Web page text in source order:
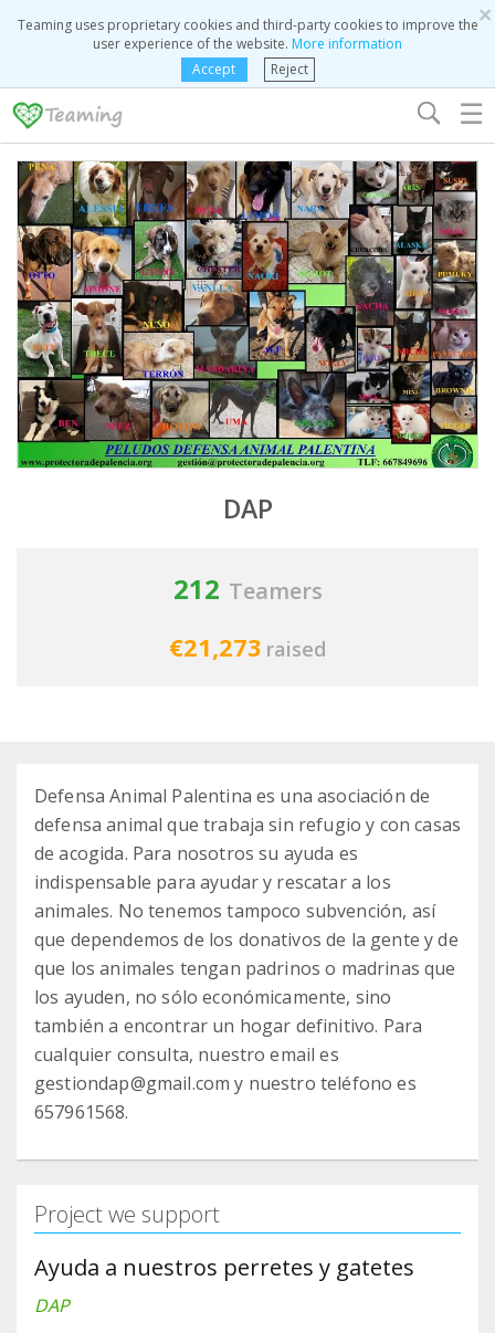
×
Teaming uses proprietary cookies and third-party cookies to improve the
user experience of the website. More information
Accept
Reject
☰
DAP
212 Teamers
€21,273 raised
Defensa Animal Palentina es una asociación de
defensa animal que trabaja sin refugio y con casas
de acogida. Para nosotros su ayuda es
indispensable para ayudar y rescatar a los
animales. No tenemos tampoco subvención, así
que dependemos de los donativos de la gente y de
que los animales tengan padrinos o madrinas que
los ayuden, no sólo económicamente, sino
también a encontrar un hogar definitivo. Para
cualquier consulta, nuestro email es
gestiondap@gmail.com y nuestro teléfono es
657961568.
Project we support
Ayuda a nuestros perretes y gatetes
DAP